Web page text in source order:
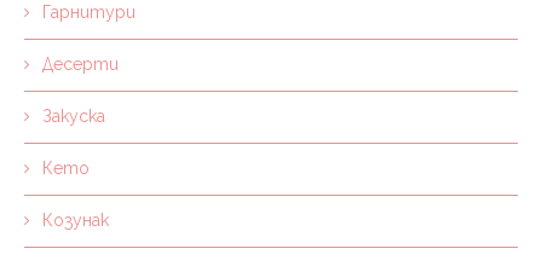
Гарнитури
Десерти
Закуска
Кето
Козунак